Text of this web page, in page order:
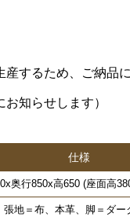
するため、ご納品
お知らせします）
仕様
奥行850x高650 (座面高
張地＝布、本革、脚＝ダー